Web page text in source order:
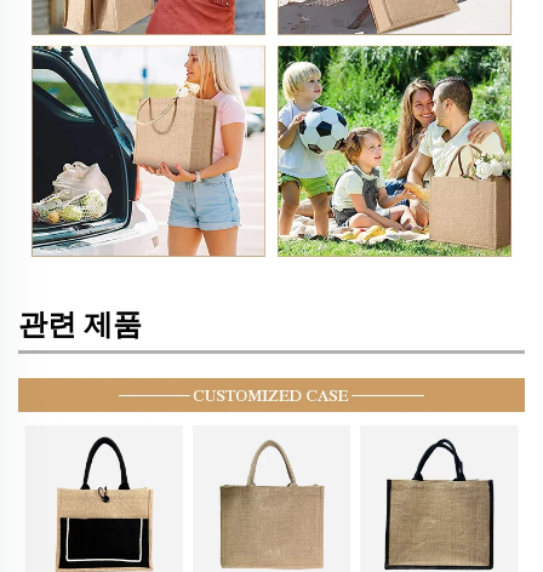
관련 제품